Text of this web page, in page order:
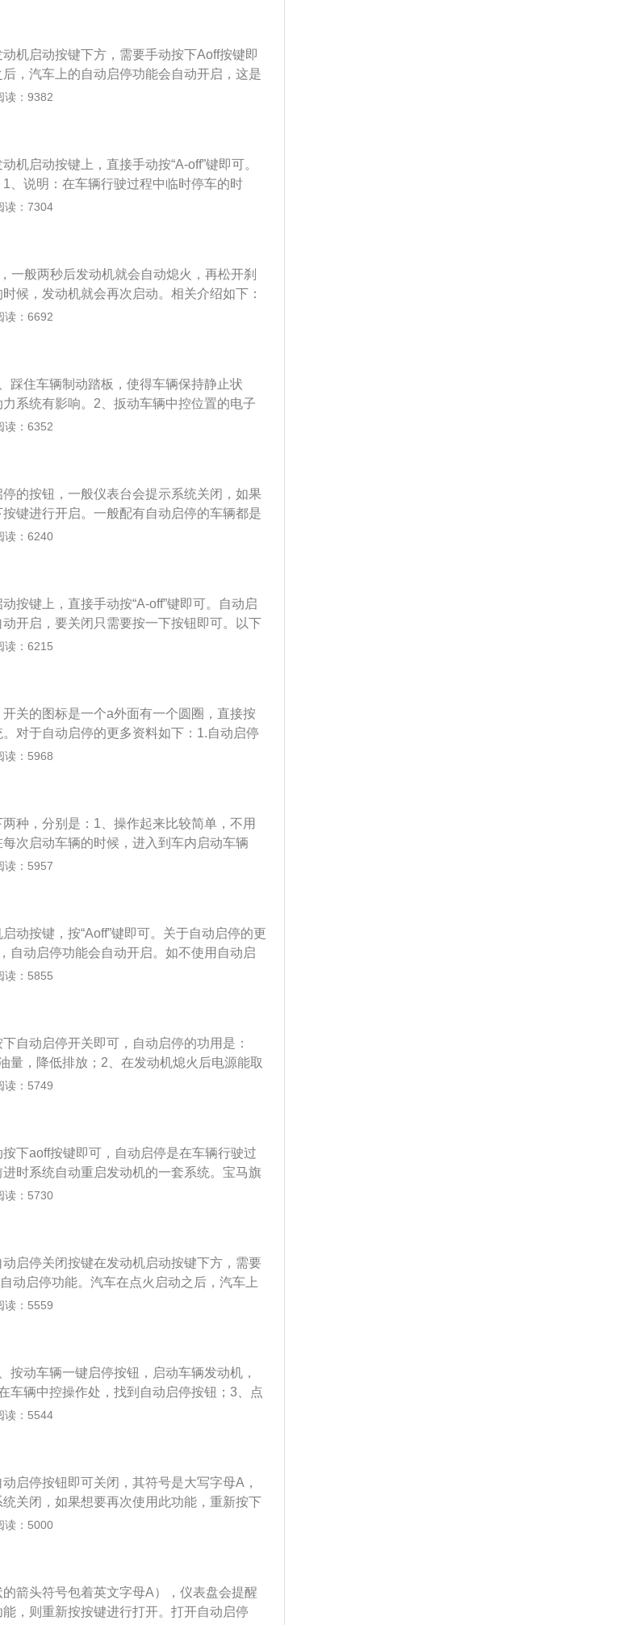
前进的时候，系统自动重启发动机的一套系
有怠速起停功能的加强电机，使汽车在满足
工作，当整车再需要启动前进时，怠速起停
快速启动发动机，瞬时衔接，从而大大减少
机启动按键下方，需要手动按下Aoff按键即
，汽车上的自动启停功能会自动开启，这是
上车之前可以手动将其关闭，按键灯亮代表
M6、X5M、X6M等车型。以宝马X6为例，
、1709mm，轴距为2933mm。宝马X
双肾型进气格栅，强调了X6的高贵血统，两
的点睛之笔。
读：9382
机启动按键上，直接手动按“A-off”键即可。
、说明：在车辆行驶过程中临时停车的时
候，系统自动重启发动机的一套系统。2、
读：7304
一般两秒后发动机就会自动熄火，再松开刹
候，发动机就会再次启动。相关介绍如下：
系统。当车辆处于停止状态（非驻车状态）
滑；当松开制动踏板后，发动机将再次启
频繁的停车和起步，也不会对发动机内部造
启停技术启动，而车辆处于静止状态时，车
而耗电较大的空调系统也将转为送风机制，
房效果或造成车内闷热，则手动将启停系统
读：6692
踩住车辆制动踏板，使得车辆保持静止状
系统有影响。2、扳动车辆中控位置的电子
中控液晶屏上的设置按键，进入车辆设置。
传统发动机上植入具有怠速起停功能的加强
，发动机完全熄灭不工作。当整车再需要启
应驾驶员启动命令，快速启动发动机，瞬时
。2、发动机自动启停就是在车辆行驶过程
动熄火。当需要继续前进的时候，系统自动
读：6352
的按钮，一般仪表台会提示系统关闭，如果
键进行开启。一般配有自动启停的车辆都是
系统的相关资料：1、发动机自动启停就是
统。英文名称STOP&START简称STT。ST
动和停止的系统。2、启停系统的工作原理
进。驾驶员踩下制动踏板，停车摘挡。这时
空转且没有挂挡；防锁定系统的车轮转速传
有足够的能量进行下一次启动。3、满足这
地启动发动机。4、在自动挡车型上，只要一
又会马上自动点火，立即又可以踩油门起
读：6240
按键上，直接手动按“A-off”键即可。自动启
开启，要关闭只需要按一下按钮即可。以下
动机自动启停就是在车辆行驶过程中临时停
简称STT。STT智能节油系统是一套控制
在坡道上使用自动启停，坡道上松开刹车要
关闭。如果空调温度开的过低，熄火时空调
定值相差过大时又会强迫发动机进行工作，
涉水路面时务必关闭自动启停。如果只是日
读：6215
关的图标是一个a外面有一个圆圈，直接按
对于自动启停的更多资料如下：1.自动启停
气排放。在红绿灯停车时，如开启自动启停
，机油会在各个需要润滑的部件表面继续停
要润滑的部件表面，此时的磨损很小。
读：5968
种，分别是：1、操作起来比较简单，不用
次启动车辆的时候，进入到车内启动车辆
启状态。所以要在中控台附近找到自动起停
个步骤，才能保证系统是关闭状态。2、操
断仪。将诊断仪插入到车辆OBD插口上，与
气设备控制单元内，找到允许进入功能输
，读取原来的数值并记下来，把原数值加
方法操作后，再次起动车辆，系统就默认为
读：5957
动按键，按“Aoff”键即可。关于自动启停的更
自动启停功能会自动开启。如不使用自动启
代表启停功能关闭，按键灯不亮，代表启停
读：5855
自动启停开关即可，自动启停的功用是：
量，降低排放；2、在发动机熄火后电源能取
调提供运转动力。奥迪旗下车型有：奥迪a4
1847mm、高1439mm，轴距为2908mm，车
读：5749
下aoff按键即可，自动启停是在车辆行驶过
时系统自动重启发动机的一套系统。宝马旗
马x1、宝马x5、宝马x3等。以2021款宝马5
搭载了2.0t涡轮增压发动机和8挡手自一体变
矩是290牛米。
读：5730
启停关闭按键在发动机启动按键下方，需要
动启停功能。汽车在点火启动之后，汽车上
认开启的，如果不想使用这一功能，可以手
5106毫米、宽1868毫米、高1500毫米，轴距
款车搭载了2.0T涡轮增压发动机，最大功率是
变速箱。
读：5559
按动车辆一键启停按钮，启动车辆发动机，
车辆中控操作处，找到自动启停按钮；3、点
能关闭。汽车发动机是为汽车提供动力的装
活塞作功，转变为机械能。按进气系统的工
机、涡轮增压发动机、机械增压发动机和双
读：5544
启停按钮即可关闭，其符号是大写字母A，
关闭，如果想要再次使用此功能，重新按下
行驶过程中临时停车的时候自动熄火，当需
电机，使汽车在满足怠速停车条件时，发动
动前进时，怠速起停电机系统迅速响应驾驶
油耗和废气排放。
读：5000
箭头符号包着英文字母A），仪表盘会提醒
，则重新按按键进行打开。打开自动启停